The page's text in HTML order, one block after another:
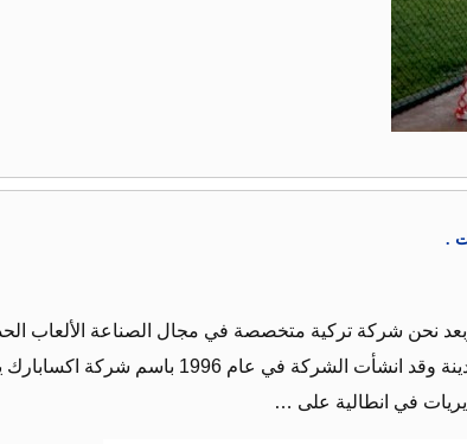
.
نحن شركة تركية متخصصة في مجال الصناعة الألعاب
ق للأطفال الاجهزة الرياضية و مستلزمات المدينة وقد انشأت الشركة في عام 1996 باسم شركة
في انطالية على …